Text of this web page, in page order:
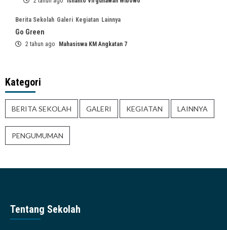
Berita Sekolah Galeri Kegiatan Lainnya
Go Green
2 tahun ago Mahasiswa KM Angkatan 7
Kategori
BERITA SEKOLAH GALERI KEGIATAN LAINNYA
PENGUMUMAN
Tentang Sekolah